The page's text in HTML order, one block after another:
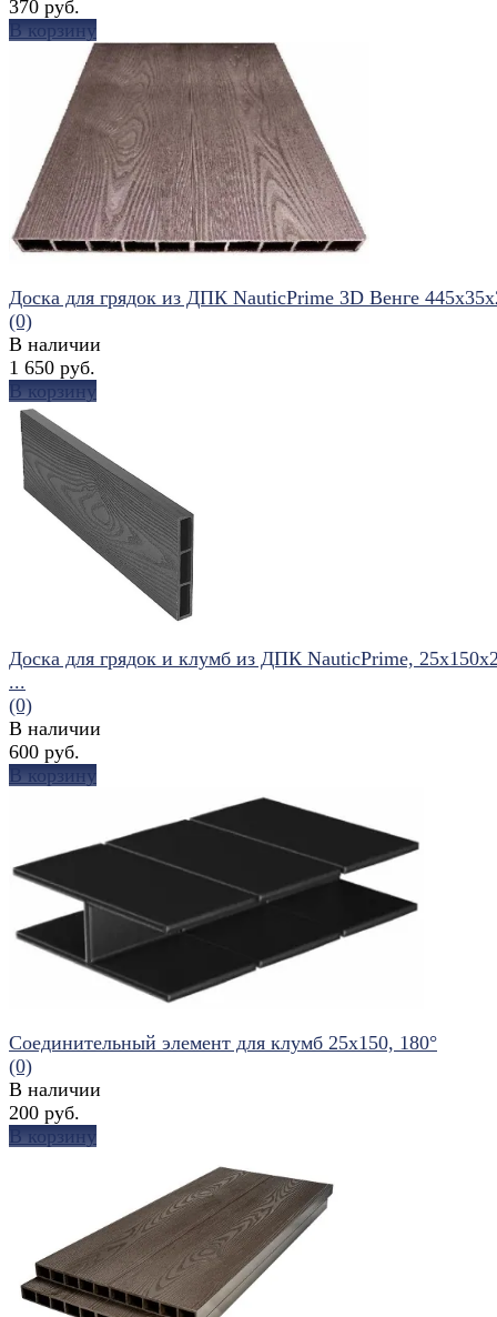
избранное сравнить
370 руб.
В корзину
избранное сравнить
Доска для грядок из ДПК NauticPrime 3D Венге
(0)
В наличии
1 650 руб.
В корзину
избранное сравнить
Доска для грядок и клумб из ДПК NauticPrime,
...
(0)
В наличии
600 руб.
В корзину
избранное сравнить
Соединительный элемент для клумб 25x150, 180°
(0)
В наличии
200 руб.
В корзину